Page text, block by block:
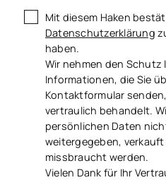
Mit diesem Haken
Datenschutzerklärung
haben.
Wir nehmen den Schutz
Informationen, die Sie
Kontaktformular
vertraulich behandelt.
persönlichen Daten
weitergegeben,
missbraucht werden.
Vielen Dank für Ihr